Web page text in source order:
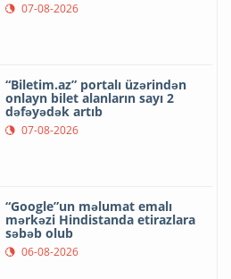
07-08-2026
“Biletim.az” portalı üzərindən
onlayn bilet alanların sayı 2
dəfəyədək artıb
07-08-2026
“Google”un məlumat emalı
mərkəzi Hindistanda etirazlara
səbəb olub
06-08-2026